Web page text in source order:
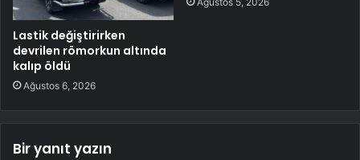
Lastik değiştirirken
devrilen römorkun altında
kalıp öldü
Ağustos 6, 2026
Bir yanıt yazın